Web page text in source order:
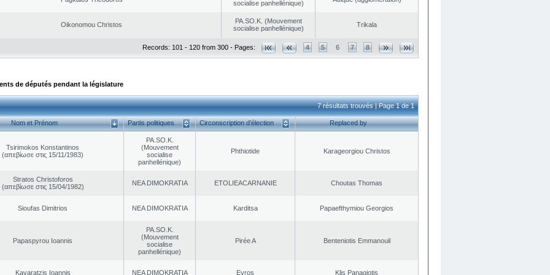
socialise panhellénique)
Oikonomou Christos
PA.SO.K. (Mouvement
socialise panhellénique)
Trikala
Records: 101 - 120 from 300 - Pages: 4 5 6 7 8
de députés pendant la législature
7 résultats trouvés | Page 1 de 1
Nom et Prénom Partis politiques Circonscription d’élection Replaced by
Tsirimokos Konstantinos
(απεβίωσε στις 15/11/1983)
PA.SO.K.
(Mouvement
socialise
panhellénique)
Phthiotide Karageorgiou Christos
Stratos Christoforos
(απεβίωσε στις 15/04/1982)
NEA DΙMOKRATIA EΤOLIEACARNANIE Choutas Thomas
Sioufas Dimitrios NEA DΙMOKRATIA Karditsa Papaefthymiou Georgios
Papaspyrou Ioannis
PA.SO.K.
(Mouvement
socialise
panhellénique)
Pirée A Benteniotis Emmanouil
Kavaratzis Ioannis NEA DΙMOKRATIA Evros Klis Panagiotis